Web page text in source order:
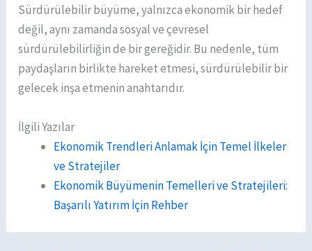
Sürdürülebilir büyüme, yalnızca ekonomik bir hedef
değil, aynı zamanda sosyal ve çevresel
sürdürülebilirliğin de bir gereğidir. Bu nedenle, tüm
paydaşların birlikte hareket etmesi, sürdürülebilir bir
gelecek inşa etmenin anahtarıdır.
İlgili Yazılar
Ekonomik Trendleri Anlamak İçin Temel İlkeler
ve Stratejiler
Ekonomik Büyümenin Temelleri ve Stratejileri:
Başarılı Yatırım İçin Rehber